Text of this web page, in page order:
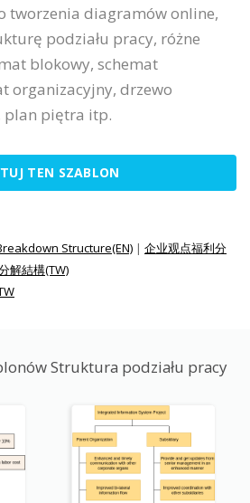
tworzenia diagramów online,
podziału pracy, różne
blokowy, schemat
organizacyjny, drzewo
plan piętra itp.
TEN SZABLON
Structure(EN) | 企业观点福利分
解結構(TW)
Struktura podziału pracy